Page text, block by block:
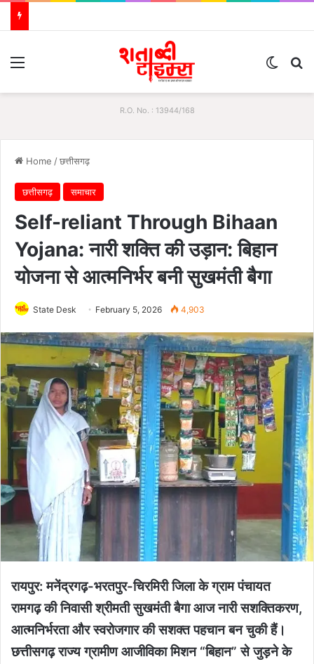
R.O. No. : 13944/168
Home /छत्तीसगढ़
छत्तीसगढ़ समाचार
Self-reliant Through Bihaan
Yojana: नारी शक्ति की उड़ान: बिहान
योजना से आत्मनिर्भर बनी सुखमंती बैगा
State Desk February 5, 2026 4,903
रायपुर: मनेंद्रगढ़-भरतपुर-चिरमिरी जिला के ग्राम पंचायत
रामगढ़ की निवासी श्रीमती सुखमंती बैगा आज नारी सशक्तिकरण,
आत्मनिर्भरता और स्वरोजगार की सशक्त पहचान बन चुकी हैं।
छत्तीसगढ़ राज्य ग्रामीण आजीविका मिशन “बिहान” से जुड़ने के